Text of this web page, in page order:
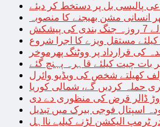
پالیسی بل پر دستخط کر دیئے
مستقل ویزے کا اجرا شروع
بات چیت کیلئے قاہرہ پہنچ گئے
کھیلتے شخص کی ویڈیو وائرل
حملہ کردیں گے، شمالی کوریا
ٹرمپ الیکشن لڑنے کیلیے نااہل